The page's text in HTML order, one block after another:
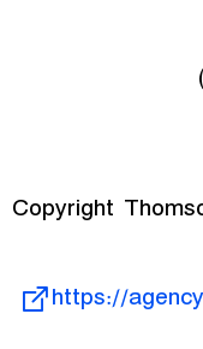
(c) Copyright
https://